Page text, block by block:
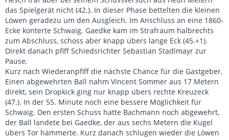
das Spielgerät nicht (42.). In dieser Phase bettelten die kleinen
Löwen geradezu um den Ausgleich. Im Anschluss an eine 1860-
Ecke konterte Schwaig. Gaedke kam im Strafraum halbrechts
zum Abschluss, schoss aber knapp übers lange Eck (45.+1).
Direkt danach pfiff Schiedsrichter Sebastian Stadlmayr zur
Pause.
Kurz nach Wiederanpfiff die nächste Chance für die Gastgeber.
Einen abgewehrten Ball nahm Vincent Sommer aus 17 Metern
direkt, sein Dropkick ging nur knapp übers rechte Kreuzeck
(47.). In der 55. Minute noch eine bessere Möglichkeit für
Schwaig. Den ersten Schuss hatte Bachmann noch abgewehrt,
der Ball landete bei Gaedke, der aus sechs Metern die Kugel
übers Tor hämmerte. Kurz danach schlugen wieder die Löwen